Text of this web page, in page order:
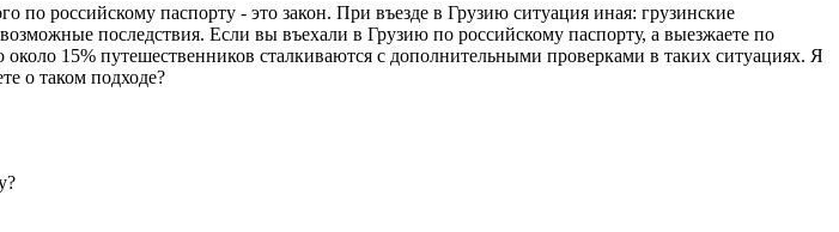
российскому паспорту - это закон. При въезде в Грузию ситуация иная: грузинские
последствия. Если вы въехали в Грузию по российскому паспорту, а выезжаете по
15% путешественников сталкиваются с дополнительными проверками в таких ситуациях. Я
о таком подходе?